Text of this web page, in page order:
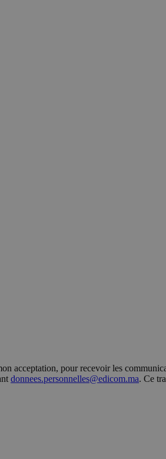
acceptation, pour recevoir les
donnees.personnelles@edicom.ma. Ce